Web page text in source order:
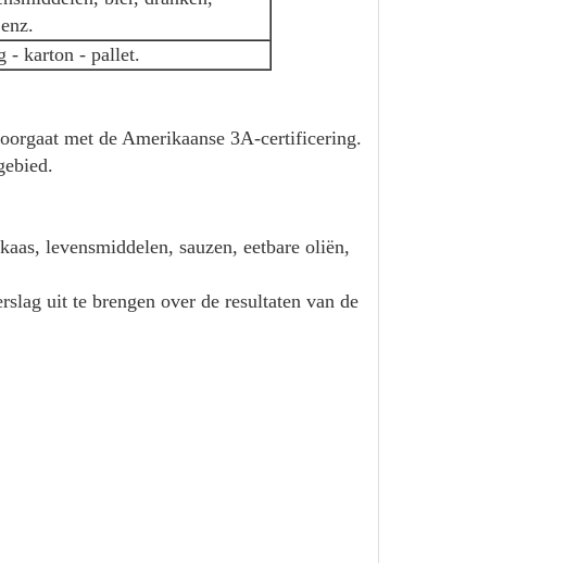
- karton - pallet.
met de Amerikaanse 3A-certificering.
levensmiddelen, sauzen, eetbare oliën,
uit te brengen over de resultaten van de